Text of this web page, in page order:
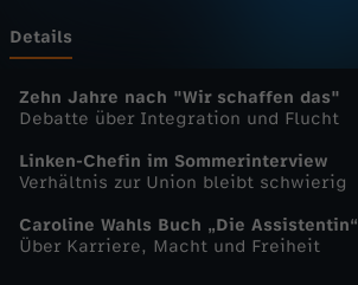
-
h
e
u
Details
Zehn Jahre nach "Wir schaffen das"
Debatte über Integration und Flucht
Linken-Chefin im Sommerinterview
Verhältnis zur Union bleibt schwierig
Caroline Wahls Buch „Die Assistentin“
Über Karriere, Macht und Freiheit